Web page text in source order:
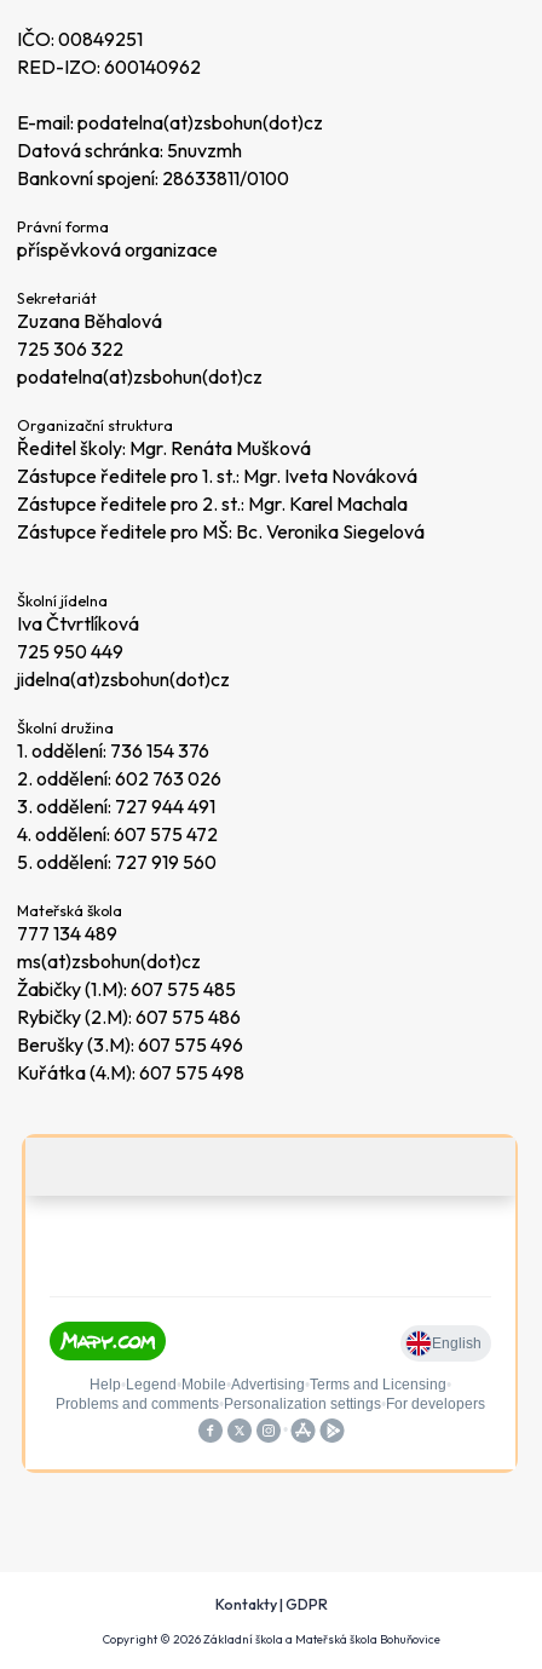
IČO: 00849251
RED-IZO: 600140962
E-mail: podatelna(at)zsbohun(dot)cz
Datová schránka: 5nuvzmh
Bankovní spojení: 28633811/0100
Právní forma
příspěvková organizace
Sekretariát
Zuzana Běhalová
725 306 322
podatelna(at)zsbohun(dot)cz
Organizační struktura
Ředitel školy: Mgr. Renáta Mušková
Zástupce ředitele pro 1. st.: Mgr. Iveta Nováková
Zástupce ředitele pro 2. st.: Mgr. Karel Machala
Zástupce ředitele pro MŠ: Bc. Veronika Siegelová
Školní jídelna
Iva Čtvrtlíková
725 950 449
jidelna(at)zsbohun(dot)cz
Školní družina
1. oddělení: 736 154 376
2. oddělení: 602 763 026
3. oddělení: 727 944 491
4. oddělení: 607 575 472
5. oddělení: 727 919 560
Mateřská škola
777 134 489
ms(at)zsbohun(dot)cz
Žabičky (1.M): 607 575 485
Rybičky (2.M): 607 575 486
Berušky (3.M): 607 575 496
Kuřátka (4.M): 607 575 498
Kontakty|GDPR
Copyright © 2026 Základní škola a Mateřská škola Bohuňovice